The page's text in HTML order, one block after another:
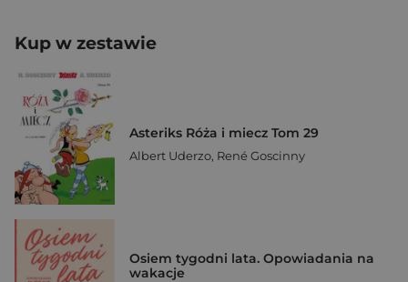
Kup w zestawie
Asteriks Róża i miecz Tom 29
Albert Uderzo, René Goscinny
Osiem tygodni lata. Opowiadania na
wakacje